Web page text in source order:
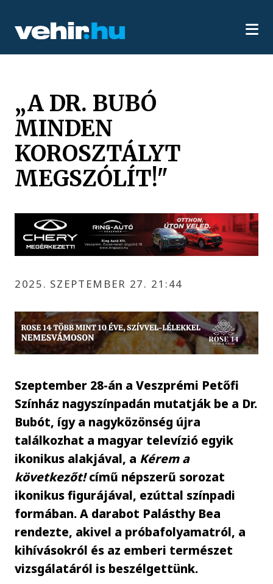
„A DR. BUBÓ
MINDEN
KOROSZTÁLYT
MEGSZÓLÍT!"
2025. SZEPTEMBER 27. 21:44
Szeptember 28-án a Veszprémi Petőfi
Színház nagyszínpadán mutatják be a Dr.
Bubót, így a nagyközönség újra
találkozhat a magyar televízió egyik
ikonikus alakjával, a Kérem a
következőt!című népszerű sorozat
ikonikus figurájával, ezúttal színpadi
formában. A darabot Palásthy Bea
rendezte, akivel a próbafolyamatról, a
kihívásokról és az emberi természet
vizsgálatáról is beszélgettünk.